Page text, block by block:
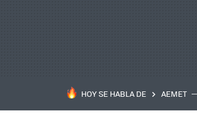
HOY SE HABLA DE AEMET